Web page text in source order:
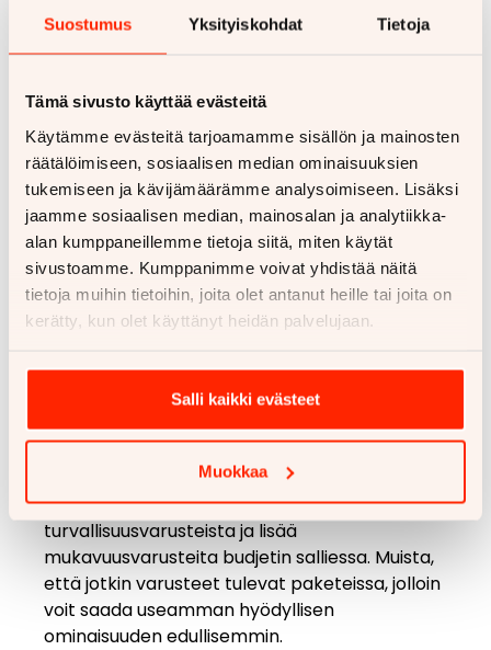
Suostumus Yksityiskohdat Tietoja
Tämä sivusto käyttää evästeitä
Käytämme evästeitä tarjoamamme sisällön ja mainosten
räätälöimiseen, sosiaalisen median ominaisuuksien
tukemiseen ja kävijämäärämme analysoimiseen. Lisäksi
jaamme sosiaalisen median, mainosalan ja analytiikka-
alan kumppaneillemme tietoja siitä, miten käytät
sivustoamme. Kumppanimme voivat yhdistää näitä
tietoja muihin tietoihin, joita olet antanut heille tai joita on
kerätty, kun olet käyttänyt heidän palvelujaan.
Salli kaikki evästeet
Muokkaa
auton etäkäynnistyksen tai lukitusten
auton jälleenmyyntiarvoa tulevaisuudessa.
Miten valita oikeat lisävarusteet
omaan käyttöön
Oikeiden lisävarusteiden valinta alkaa oman
käyttötarpeen kartoittamisesta. Mieti ensin,
mihin tarkoitukseen autoa pääasiassa käytät:
päivittäiseen työmatkaan, perheen kuljetuksiin
vai viikonloppuretkiin. Tämä auttaa
hyötyä juuri sinun tilanteessasi.
Budjetti on toinen keskeinen tekijä
kuinka paljon olet valmis maksamaan
lisävarusteista, ja pidä kiinni siitä. Aloita
turvallisuusvarusteista ja lisää
mukavuusvarusteita budjetin salliessa. Muista,
että jotkin varusteet tulevat paketeissa, jolloin
voit saada useamman hyödyllisen
ominaisuuden edullisemmin.